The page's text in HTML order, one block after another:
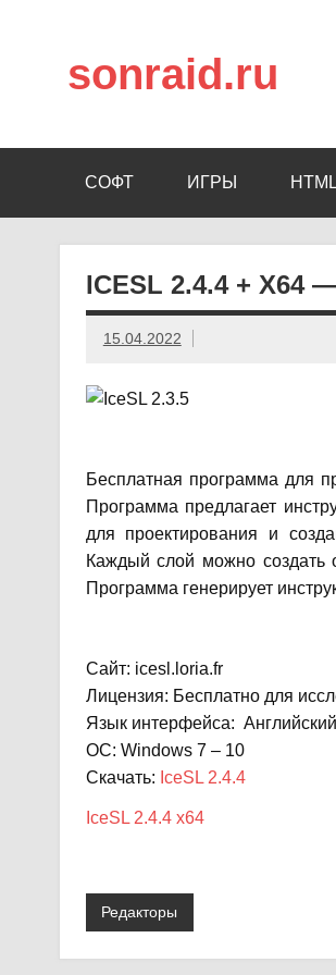
sonraid.ru
СОФТ ИГРЫ
ICESL 2.4.4 +
15.04.2022
Бесплатная программа для
Программа предлагает
для проектирования и
Каждый слой можно создать
Программа генерирует
Сайт: icesl.loria.fr
Лицензия: Бесплатно для
Язык интерфейса: Английский
ОС: Windows 7 – 10
Скачать: IceSL 2.4.4
IceSL 2.4.4 x64
Редакторы